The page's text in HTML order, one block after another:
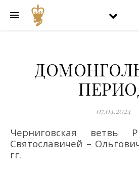
07.04.2024
Черниговская ветвь Рюриковичей –
Святославичей –
гг.